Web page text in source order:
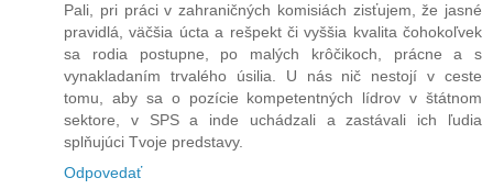
Pali, pri práci v zahraničných komisiách zisťujem, že jasné
pravidlá, väčšia úcta a rešpekt či vyššia kvalita čohokoľvek
sa rodia postupne, po malých krôčikoch, prácne a s
vynakladaním trvalého úsilia. U nás nič nestojí v ceste
tomu, aby sa o pozície kompetentných lídrov v štátnom
sektore, v SPS a inde uchádzali a zastávali ich ľudia
splňujúci Tvoje predstavy.
Odpovedať